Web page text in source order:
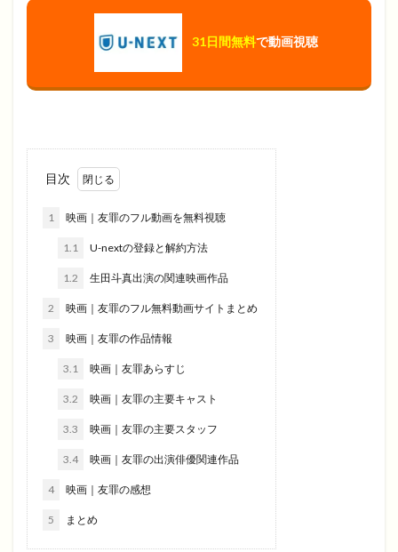
31日間無料で動画視聴
目次
1 映画｜友罪のフル動画を無料視聴
1.1 U-nextの登録と解約方法
1.2 生田斗真出演の関連映画作品
2 映画｜友罪のフル無料動画サイトまとめ
3 映画｜友罪の作品情報
3.1 映画｜友罪あらすじ
3.2 映画｜友罪の主要キャスト
3.3 映画｜友罪の主要スタッフ
3.4 映画｜友罪の出演俳優関連作品
4 映画｜友罪の感想
5 まとめ